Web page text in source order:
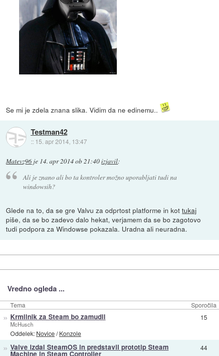
Se mi je zdela znana slika. Vidim da ne edinemu..
Testman42
:: 15. apr 2014, 13:47
Matevz96 je 14. apr 2014 ob 21:40izjavil:
Ali je znano ali bo ta kontroler možno uporabljati tudi na
windowsih?
Glede na to, da se gre Valvu za odprtost platforme in kottukaj
piše, da se bo zadevo dalo hekat, verjamem da se bo zagotovo
tudi podpora za Windowse pokazala. Uradna ali neuradna.
Vredno ogleda ...
Tema Sporočila
» Krmilnik za Steam bo zamudil
McHusch
Oddelek: Novice/Konzole
15
» Valve izdal SteamOS in predstavil prototip Steam
Machine in Steam Controller
44